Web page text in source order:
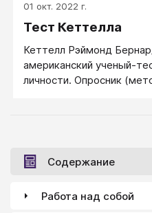
01 окт. 2022 г.
Тест Кеттелла
Кеттелл Рэймонд
американский ученый-
личности. Опросник
помогает найти
решения личностных
Содержание
Работа над собой